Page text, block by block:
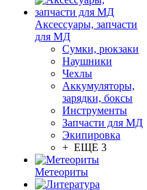
Аксессуары, запчасти
для МД
Сумки, рюкзаки
Наушники
Чехлы
Аккумуляторы,
зарядки, боксы
Инструменты
Запчасти для МД
Экипировка
+ ЕЩЕ 3
Метеориты